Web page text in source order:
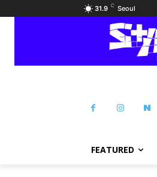
31.9 C Seoul
FEATURED